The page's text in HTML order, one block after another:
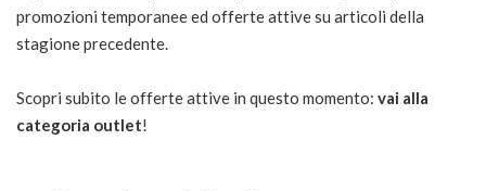
promozioni temporanee ed offerte attive su articoli della
stagione precedente.
Scopri subito le offerte attive in questo momento: vai alla
categoria outlet!